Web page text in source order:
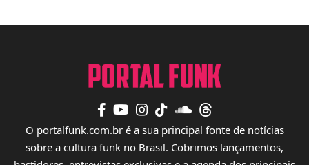
O portalfunk.com.br é a sua principal fonte de notícias
sobre a cultura funk no Brasil. Cobrimos lançamentos,